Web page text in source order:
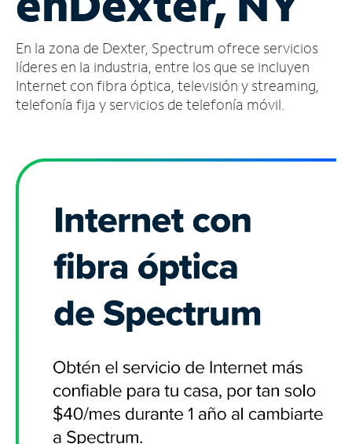
cuenta
Encuentra
una
tienda
En la zona de Dexter, Spectrum ofrece servicios
líderes en la industria, entre los que se incluyen
Internet con fibra óptica, televisión y streaming,
telefonía fija y servicios de telefonía móvil.